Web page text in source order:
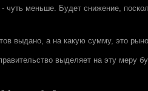
- чуть меньше. Будет снижение,
выдано, а на какую сумму, это
выделяет на эту меру